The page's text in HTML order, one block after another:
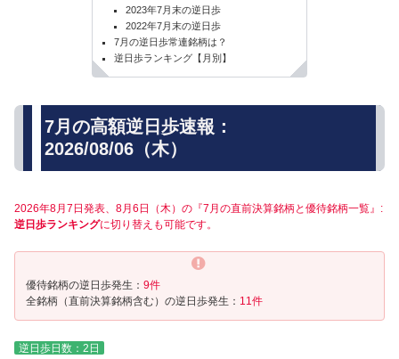
2023年7月末の逆日歩
2022年7月末の逆日歩
7月の逆日歩常連銘柄は？
逆日歩ランキング【月別】
7月の高額逆日歩速報：
2026/08/06（木）
2026年8月7日発表、8月6日（木）の『7月の直前決算銘柄と優待銘柄一覧』:
逆日歩ランキングに切り替えも可能です。
優待銘柄の逆日歩発生： 9件
全銘柄（直前決算銘柄含む）の逆日歩発生： 11件
逆日歩日数：2日